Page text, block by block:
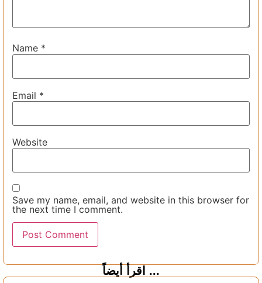
Name *
Email *
Website
Save my name, email, and website in this browser for
the next time I comment.
اقرأ أيضاً ...